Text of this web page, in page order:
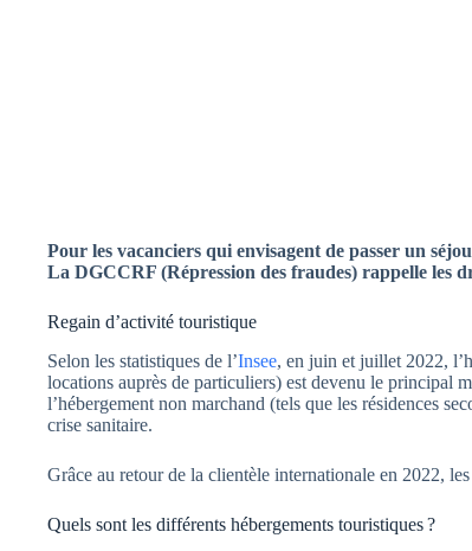
Pour les vacanciers qui envisagent de passer un
La DGCCRF (Répression des fraudes) rappelle les
Regain d’activité touristique
Selon les statistiques de l’Insee, en juin et juillet 2022,
locations auprès de particuliers) est devenu le principal
l’hébergement non marchand (tels que les résidences
crise sanitaire.
Grâce au retour de la clientèle internationale en 2022,
Quels sont les différents hébergements touristiques ?